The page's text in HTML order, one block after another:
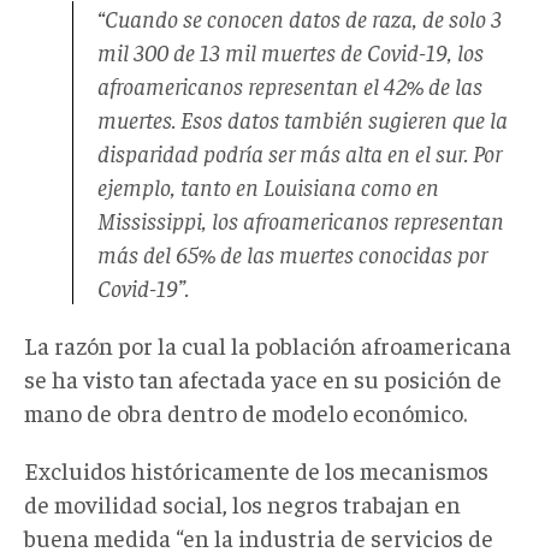
“Cuando se conocen datos de raza, de solo 3
mil 300 de 13 mil muertes de Covid-19, los
afroamericanos representan el 42% de las
muertes. Esos datos también sugieren que la
disparidad podría ser más alta en el sur. Por
ejemplo, tanto en Louisiana como en
Mississippi, los afroamericanos representan
más del 65% de las muertes conocidas por
Covid-19”.
La razón por la cual la población afroamericana
se ha visto tan afectada yace en su posición de
mano de obra dentro de modelo económico.
Excluidos históricamente de los mecanismos
de movilidad social, los negros trabajan en
buena medida “en la industria de servicios de